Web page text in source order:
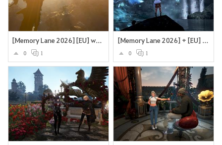
[Memory Lane 2026] [EU] what a journey
0 1
[Memory Lane 2026] + [EU] + Angeln in Grána mit dem Wassergeist
0 1